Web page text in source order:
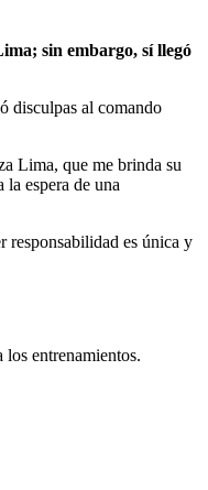
sin embargo, sí llegó
disculpas al comando
Lima, que me brinda su
espera de una
responsabilidad es única y
entrenamientos.